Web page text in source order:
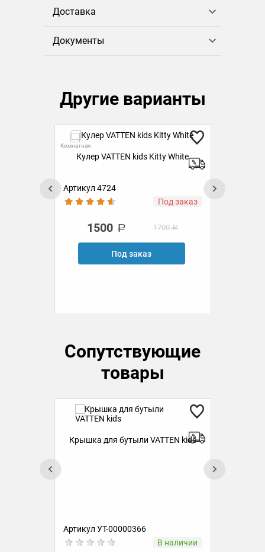
Доставка
Документы
Другие варианты
Комнатная
Кулер VATTEN kids Kitty White
Артикул 4724
Под заказ
1500 1700
Под заказ
Сопутствующие
товары
Крышка для бутыли VATTEN kids
Артикул УТ-00000366
В наличии